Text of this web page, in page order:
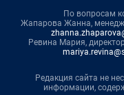
По вопросам
Жапарова Жанна,
Ревина Мария,
Редакция сайта не
информации,